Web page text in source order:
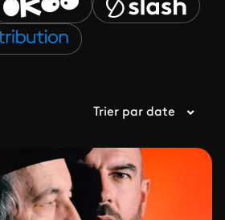
Trier par date